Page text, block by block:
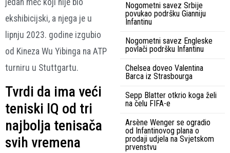
ekshibicijski, a njega je u
lipnju 2023. godine izgubio
od Kineza Wu Yibinga na ATP
turniru u Stuttgartu.
Tvrdi da ima veći
teniski IQ od tri
najbolja tenisača
svih vremena
Nogometni savez Srbije
povukao podršku Gianniju
Infantinu
Nogometni savez Engleske
povlači podršku Infantinu
Chelsea doveo Valentina
Barca iz Strasbourga
Sepp Blatter otkrio koga želi
na čelu FIFA-e
Arsène Wenger se ogradio
od Infantinovog plana o
prodaji udjela na Svjetskom
prvenstvu